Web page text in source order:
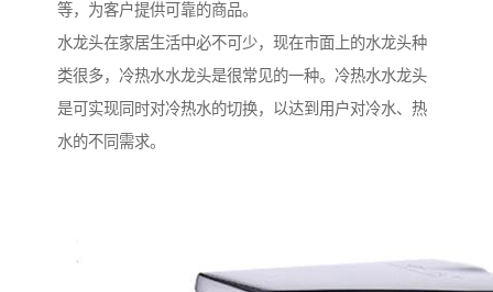
等，为客户提供可靠的商品。
水龙头在家居生活中必不可少，现在市面上的水龙头种
类很多，冷热水水龙头是很常见的一种。冷热水水龙头
是可实现同时对冷热水的切换，以达到用户对冷水、热
水的不同需求。